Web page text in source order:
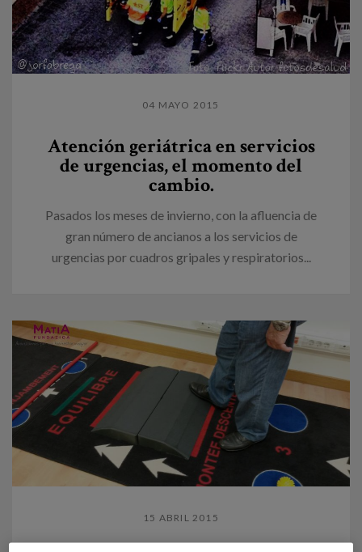
04 MAYO 2015
Atención geriátrica en servicios
de urgencias, el momento del
cambio.
Pasados los meses de invierno, con la afluencia de
gran número de ancianos a los servicios de
urgencias por cuadros gripales y respiratorios...
15 ABRIL 2015